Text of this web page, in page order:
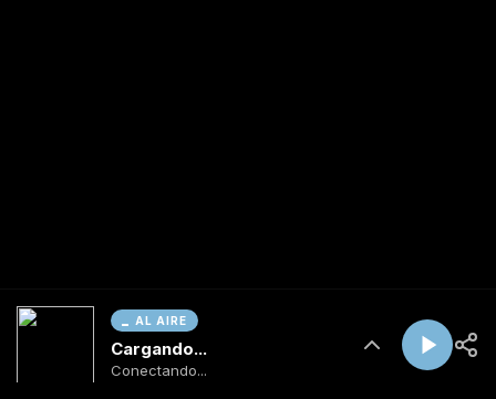
AL AIRE
Cargando...
Conectando...